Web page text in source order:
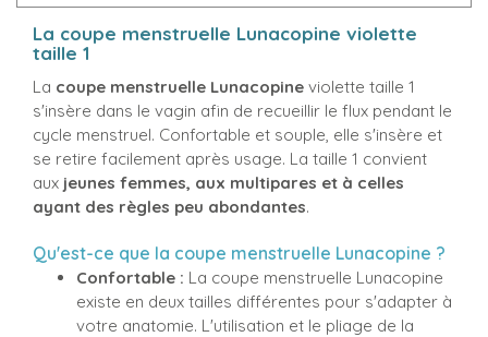
La coupe menstruelle Lunacopine violette
taille 1
La coupe menstruelle Lunacopine violette taille 1
s'insère dans le vagin afin de recueillir le flux pendant le
cycle menstruel. Confortable et souple, elle s'insère et
se retire facilement après usage. La taille 1 convient
aux jeunes femmes, aux multipares et à celles
ayant des règles peu abondantes.
Qu'est-ce que la coupe menstruelle Lunacopine ?
Confortable : La coupe menstruelle Lunacopine
existe en deux tailles différentes pour s'adapter à
votre anatomie. L'utilisation et le pliage de la